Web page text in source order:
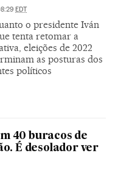
EDT
o presidente Iván
tenta retomar a
eleições de 2022
as posturas dos
políticos
40 buracos de
É desolador ver